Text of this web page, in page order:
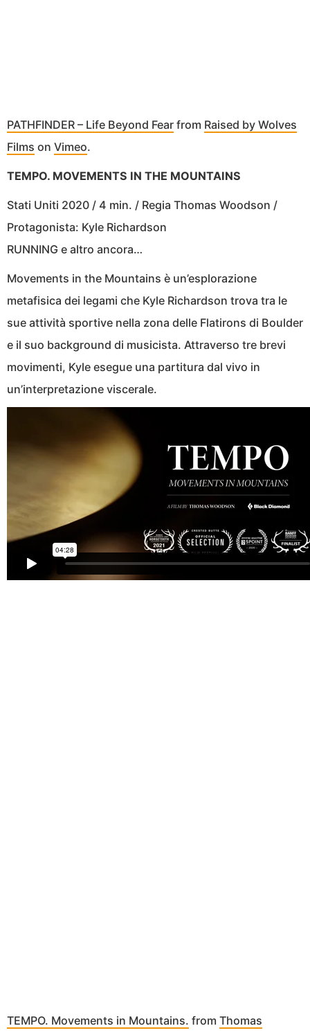
PATHFINDER – Life Beyond Fear from Raised by Wolves
Films on Vimeo.
TEMPO. MOVEMENTS IN THE MOUNTAINS
Stati Uniti 2020 / 4 min. / Regia Thomas Woodson /
Protagonista: Kyle Richardson
RUNNING e altro ancora…
Movements in the Mountains è un’esplorazione
metafisica dei legami che Kyle Richardson trova tra le
sue attività sportive nella zona delle Flatirons di Boulder
e il suo background di musicista. Attraverso tre brevi
movimenti, Kyle esegue una partitura dal vivo in
un’interpretazione viscerale.
TEMPO. Movements in Mountains. from Thomas